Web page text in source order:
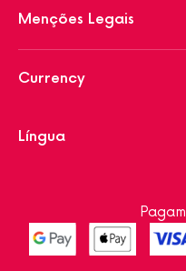
Menções Legais
Currency
Língua